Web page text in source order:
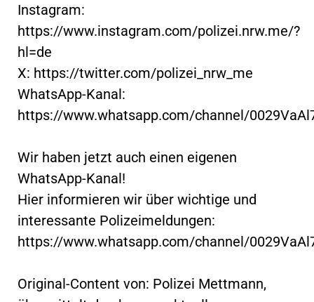
Instagram:
https://www.instagram.com/polizei.nrw.me/?
hl=de
X: https://twitter.com/polizei_nrw_me
WhatsApp-Kanal:
https://www.whatsapp.com/channel/
Wir haben jetzt auch einen eigenen
WhatsApp-Kanal!
Hier informieren wir über wichtige und
interessante Polizeimeldungen:
https://www.whatsapp.com/channel/
Original-Content von: Polizei Mettmann,